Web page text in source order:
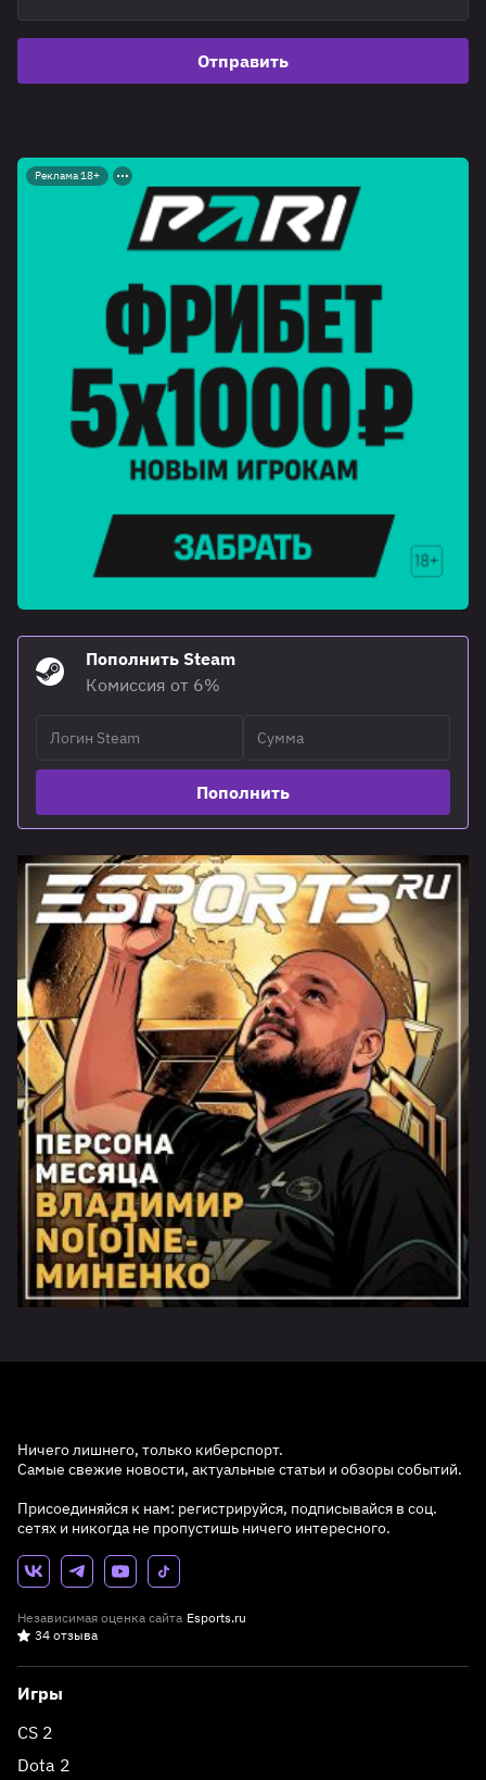
Отправить
Реклама 18+
Пополнить Steam
Комиссия от 6%
Пополнить
Ничего лишнего, только киберспорт.
Самые свежие новости, актуальные статьи и обзоры событий.
Присоединяйся к нам: регистрируйся, подписывайся в соц.
сетях и никогда не пропустишь ничего интересного.
Независимая оценка сайта Esports.ru
34 отзыва
Игры
CS 2
Dota 2